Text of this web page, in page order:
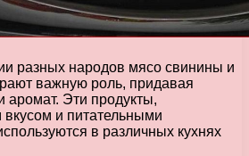
разных народов мясо свинины и
важную роль, придавая
аромат. Эти продукты,
и питательными
в различных кухнях